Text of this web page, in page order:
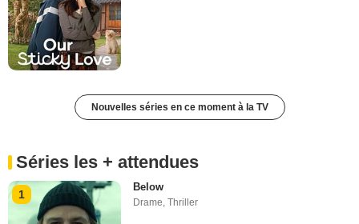
Nouvelles séries en ce moment à la TV
Séries les + attendues
1
Below
Drame,Thriller